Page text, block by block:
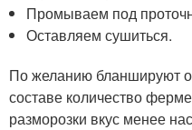
Промываем под
Оставляем сушиться.
По желанию бланшируют
составе количество
разморозки вкус менее